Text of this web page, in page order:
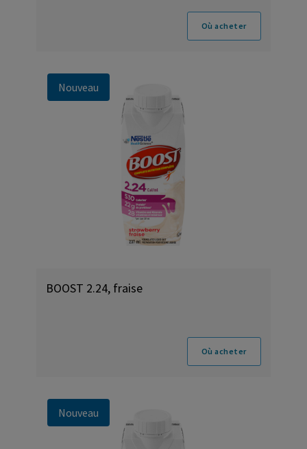
Où acheter
Nouveau
BOOST 2.24, fraise
Où acheter
Nouveau